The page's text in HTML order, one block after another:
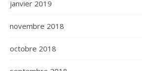
janvier 2019
novembre 2018
octobre 2018